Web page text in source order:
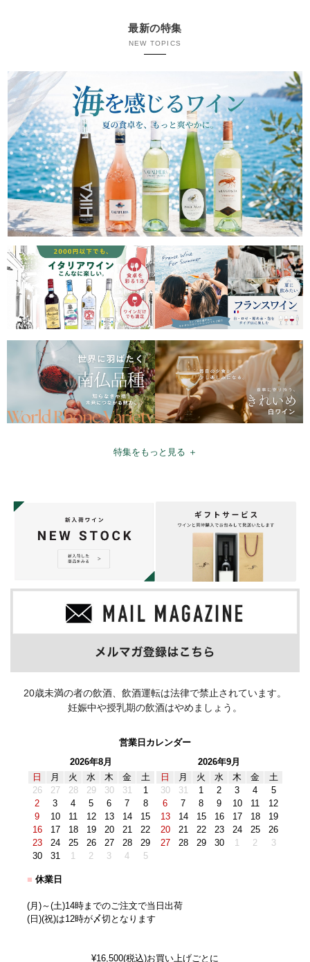
最新の特集
NEW TOPICS
特集をもっと見る ＋
20歳未満の者の飲酒、飲酒運転は法律で禁止されています。
妊娠中や授乳期の飲酒はやめましょう。
営業日カレンダー
2026年8月
日
月 火 水 木 金
土
26
27 28 29 30 31
1
2
3 4 5 6 7
8
9
10 11 12 13 14
15
16
17 18 19 20 21
22
23
24 25 26 27 28
29
30
31 1 2 3 4 5
2026年9月
日
月 火 水 木 金
土
30
31 1 2 3 4
5
6
7 8 9 10 11
12
13
14 15 16 17 18
19
20
21 22 23 24 25
26
27
28 29 30 1 2 3
■ 休業日
(月)～(土)14時までのご注文で当日出荷
(日)(祝)は12時が〆切となります
¥16,500(税込)お買い上げごとに